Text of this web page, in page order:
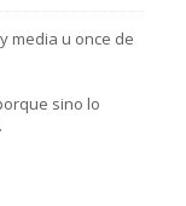
media u once de
sino lo